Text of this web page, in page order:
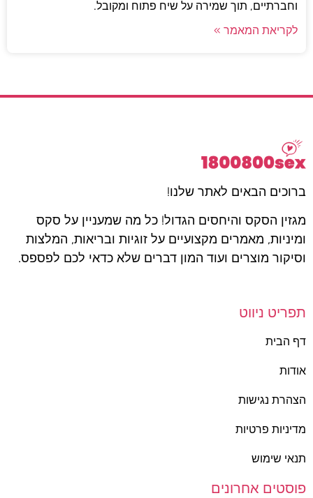
וחברתיים, תוך שמירה על שיח פתוח ומקובל.
לקריאת המאמר »
ברוכים הבאים לאתר שלנו!
מגזין הסקס והיחסים הגדול! כל מה שמעניין על סקס
ומיניות, מאמרים מקצועיים על זוגיות ובריאות, המלצות
וסיקור מוצרים ועוד המון דברים שלא כדאי לכם לפספס.
תפריט ניווט
דף הבית
אודות
הצהרת נגישות
מדיניות פרטיות
תנאי שימוש
פוסטים אחרונים